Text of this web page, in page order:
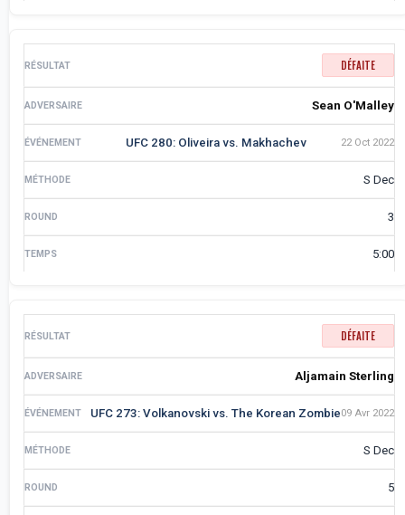
DÉFAITE
Sean O'Malley
UFC 280: Oliveira vs. Makhachev 22 Oct 2022
S Dec
3
5:00
DÉFAITE
Aljamain Sterling
UFC 273: Volkanovski vs. The Korean Zombie09 Avr 2022
S Dec
5